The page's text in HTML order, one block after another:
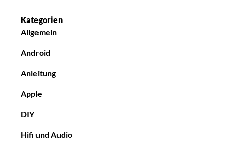
Kategorien
Allgemein
Android
Anleitung
Apple
DIY
Hifi und Audio